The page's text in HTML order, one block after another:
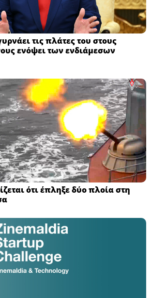
τις πλάτες του στους
ενόψει των ενδιάμεσων
ότι έπληξε δύο πλοία στη